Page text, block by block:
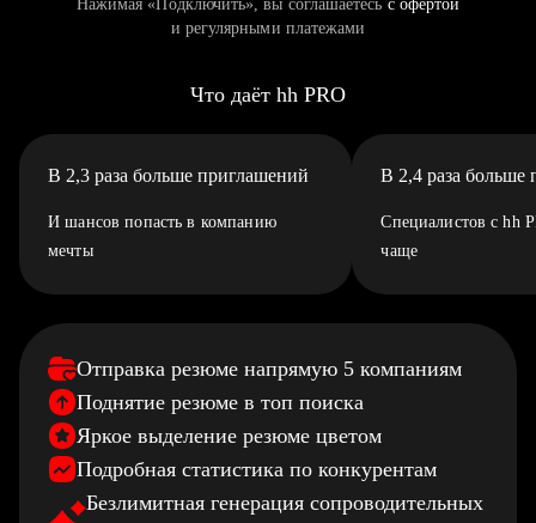
Нажимая «Подключить», вы соглашаетесь с офертой
и регулярными платежами
Что даёт hh PRO
В 2,3 раза больше приглашений
И шансов попасть в компанию
мечты
В 2,4 раза больше
Специалистов с hh
чаще
Отправка резюме напрямую 5 компаниям
Поднятие резюме в топ поиска
Яркое выделение резюме цветом
Подробная статистика по конкурентам
Безлимитная генерация сопроводительных